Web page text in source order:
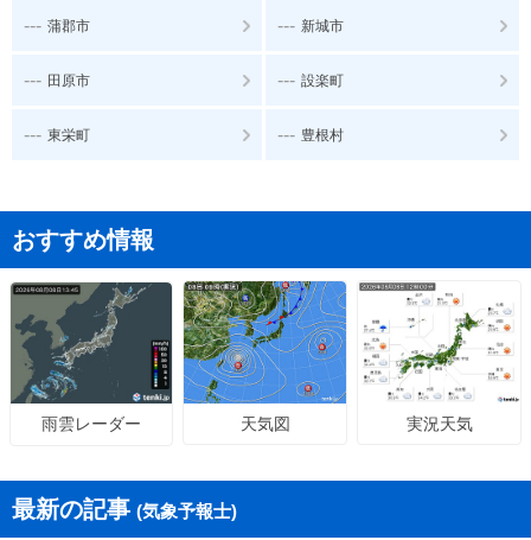
--- 蒲郡市 --- 新城市
--- 田原市 --- 設楽町
--- 東栄町 --- 豊根村
おすすめ情報
雨雲レーダー 天気図 実況天気
最新の記事 (気象予報士)